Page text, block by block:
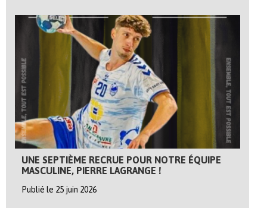
UNE SEPTIÈME RECRUE POUR NOTRE ÉQUIPE
MASCULINE, PIERRE LAGRANGE !
Publié le 25 juin 2026